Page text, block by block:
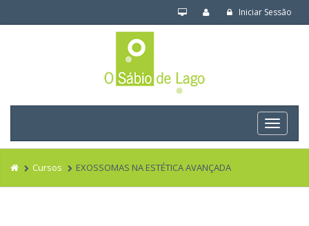
Iniciar Sessão
Cursos EXOSSOMAS NA ESTÉTICA AVANÇADA